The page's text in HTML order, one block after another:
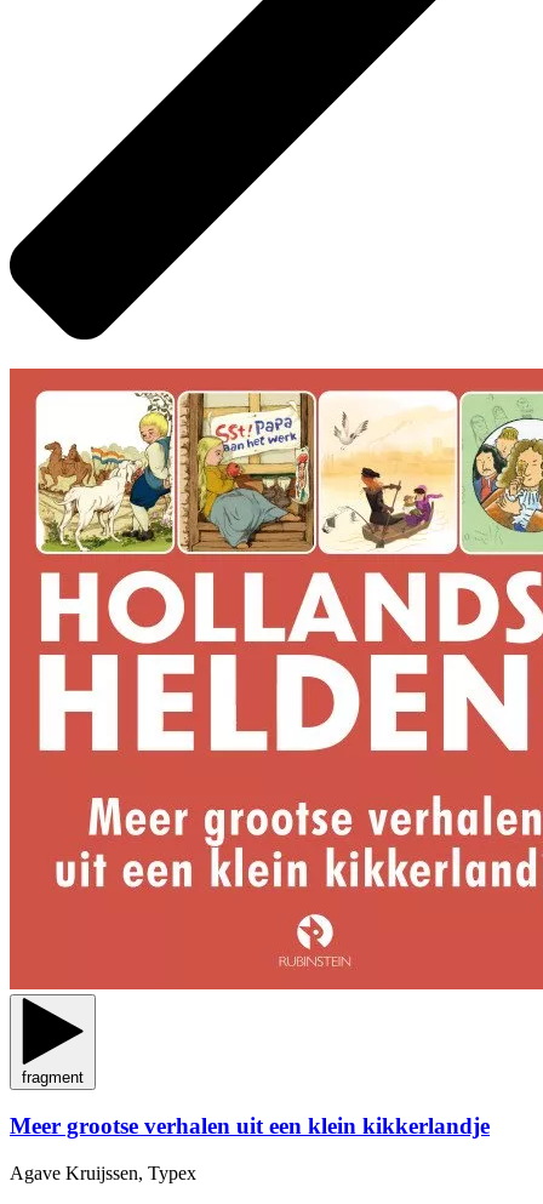
fragment
Meer grootse verhalen uit een klein kikkerlandje
Agave Kruijssen, Typex